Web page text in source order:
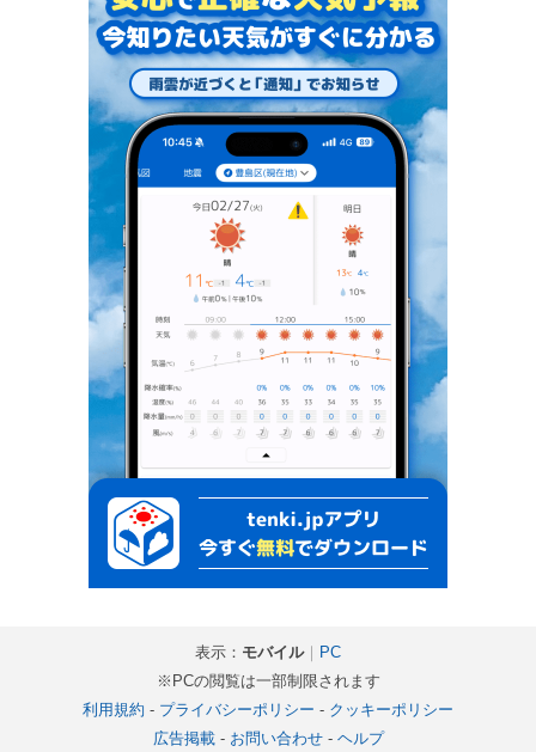
表示： モバイル｜ PC
※PCの閲覧は一部制限されます
利用規約 - プライバシーポリシー - クッキーポリシー
広告掲載- お問い合わせ- ヘルプ